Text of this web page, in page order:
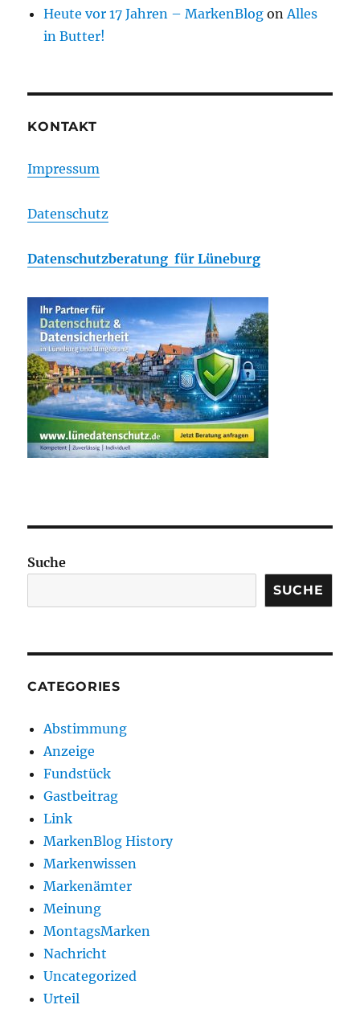
Heute vor 17 Jahren – MarkenBlog onAlles
in Butter!
KONTAKT
Impressum
Datenschutz
Datenschutzberatung für Lüneburg
Suche
SUCHE
CATEGORIES
Abstimmung
Anzeige
Fundstück
Gastbeitrag
Link
MarkenBlog History
Markenwissen
Markenämter
Meinung
MontagsMarken
Nachricht
Uncategorized
Urteil